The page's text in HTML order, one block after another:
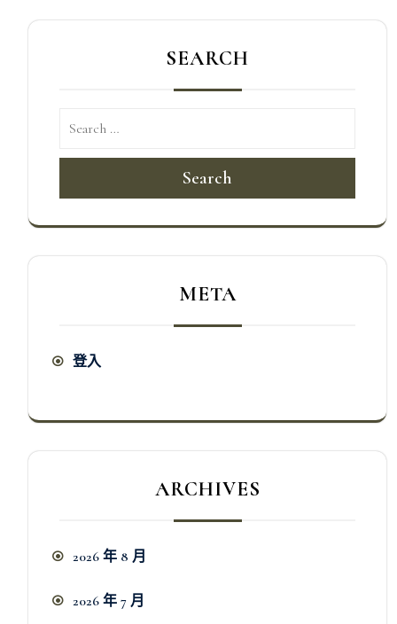
SEARCH
Search
META
登入
ARCHIVES
2026 年 8 月
2026 年 7 月